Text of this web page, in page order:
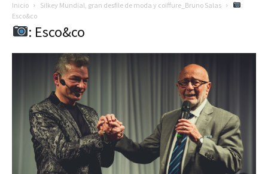
Inicio Silkey Mundial, gran desfile de moda y coiffure_Bruno Salas
:
Esco&co
: Esco&co